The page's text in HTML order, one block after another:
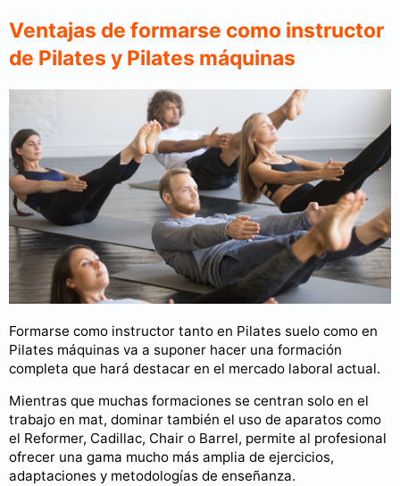
Ventajas de formarse como instructor
de Pilates y Pilates máquinas
Formarse como instructor tanto en Pilates suelo como en
Pilates máquinas va a suponer hacer una formación
completa que hará destacar en el mercado laboral actual.
Mientras que muchas formaciones se centran solo en el
trabajo en mat, dominar también el uso de aparatos como
el Reformer, Cadillac, Chair o Barrel, permite al profesional
ofrecer una gama mucho más amplia de ejercicios,
adaptaciones y metodologías de enseñanza.